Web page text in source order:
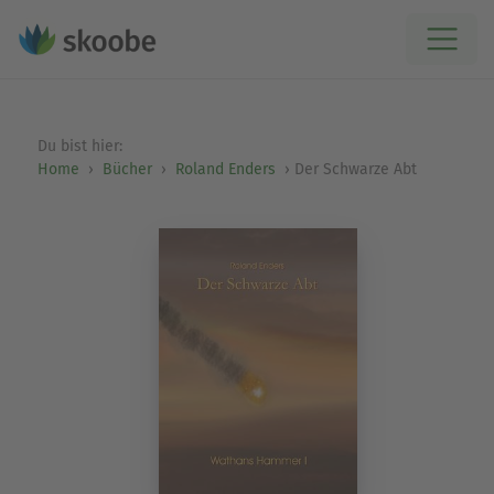
Du bist hier:
Home
Bücher Roland Enders Der Schwarze Abt